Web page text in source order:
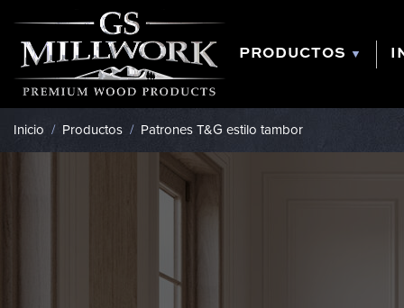
contenido
PRODUCTOS
Inicio / Productos / Patrones T&G estilo tambor